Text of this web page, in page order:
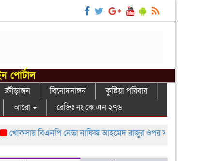
পোর্টাল
ক্রীড়াঙ্গন বিনোদনাঙ্গন
কুষ্টিয়া পরিবার
আরো রেজিঃ নং কে.এন ২৭৬
বিএনপি নেতা নাফিজ আহমেদ রাজুর ওপর সশস্ত্র হামলা, গুরুতর